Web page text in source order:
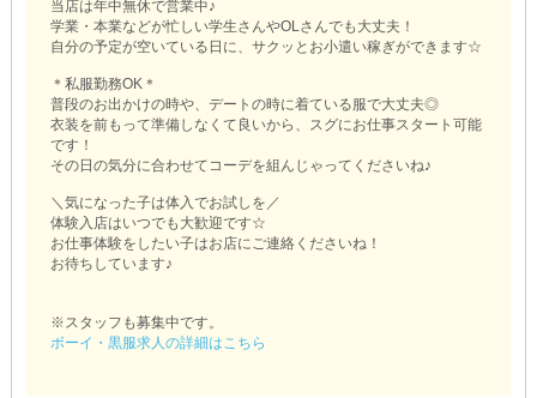
当店は年中無休で営業中♪
学業・本業などが忙しい学生さんやOLさんでも大丈夫！
自分の予定が空いている日に、サクッとお小遣い稼ぎができます☆
＊私服勤務OK＊
普段のお出かけの時や、デートの時に着ている服で大丈夫◎
衣装を前もって準備しなくて良いから、スグにお仕事スタート可能
です！
その日の気分に合わせてコーデを組んじゃってくださいね♪
＼気になった子は体入でお試しを／
体験入店はいつでも大歓迎です☆
お仕事体験をしたい子はお店にご連絡くださいね！
お待ちしています♪
※スタッフも募集中です。
ボーイ・黒服求人の詳細はこちら